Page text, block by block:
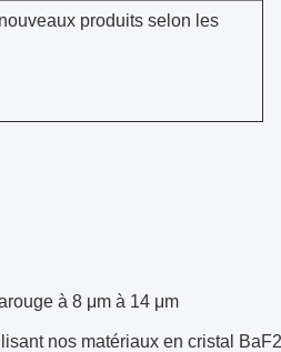
produits selon les
à 8 μm à 14 μm
nos matériaux en cristal BaF2